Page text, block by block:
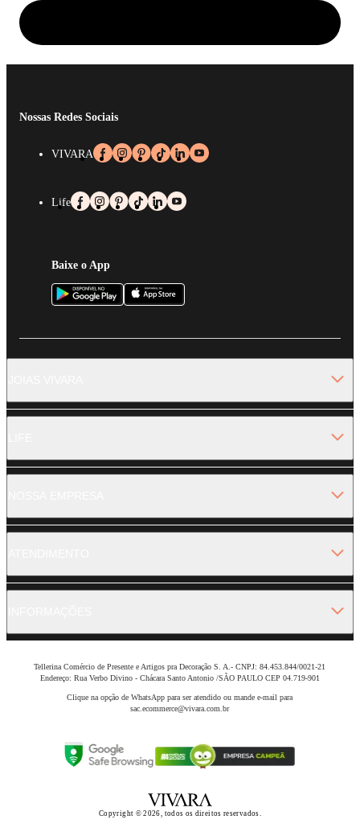
Nossas Redes Sociais
VIVARA
Life
Baixe o App
Tellerina Comércio de Presente e Artigos pra Decoração S. A.- CNPJ: 84.453.844/0021-21
Endereço: Rua Verbo Divino - Chácara Santo Antonio /SÃO PAULO CEP 04.719-901
Clique na opção de WhatsApp para ser atendido ou mande e-mail para
sac.ecommerce@vivara.com.br
Copyright © 2026, todos os direitos reservados.